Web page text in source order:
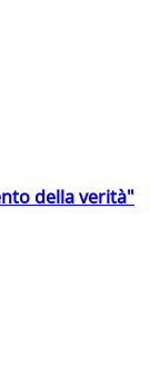
della verità"